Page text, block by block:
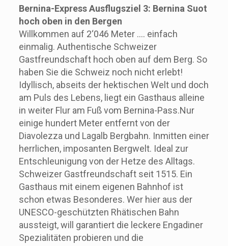
Bernina-Express Ausflugsziel 3: Bernina Suot
hoch oben in den Bergen
Willkommen auf 2‘046 Meter …. einfach
einmalig. Authentische Schweizer
Gastfreundschaft hoch oben auf dem Berg. So
haben Sie die Schweiz noch nicht erlebt!
Idyllisch, abseits der hektischen Welt und doch
am Puls des Lebens, liegt ein Gasthaus alleine
in weiter Flur am Fuß vom Bernina-Pass.Nur
einige hundert Meter entfernt von der
Diavolezza und Lagalb Bergbahn. Inmitten einer
herrlichen, imposanten Bergwelt. Ideal zur
Entschleunigung von der Hetze des Alltags.
Schweizer Gastfreundschaft seit 1515. Ein
Gasthaus mit einem eigenen Bahnhof ist
schon etwas Besonderes. Wer hier aus der
UNESCO-geschützten Rhätischen Bahn
aussteigt, will garantiert die leckere Engadiner
Spezialitäten probieren und die